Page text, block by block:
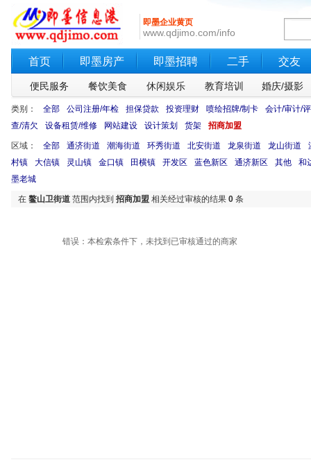
即墨企业黄页
www.qdjimo.com/info
首页 即墨房产 即墨招聘 二手 交友
便民服务 餐饮美食 休闲娱乐 教育培训 婚庆/摄影
类别： 全部 公司注册/年检 担保贷款 投资理财 喷绘招牌/制卡
会计/审计/
查/清欠
设备租赁/维修 网站建设 设计策划 货架 招商加盟
区域： 全部 通济街道 潮海街道 环秀街道 北安街道 龙泉街道 龙山街道
村镇
大信镇 灵山镇 金口镇 田横镇 开发区 蓝色新区 通济新区 其他
和
墨老城
在 鳌山卫街道 范围内找到 招商加盟 相关经过审核的结果 0 条
错误：本检索条件下，未找到已审核通过的商家